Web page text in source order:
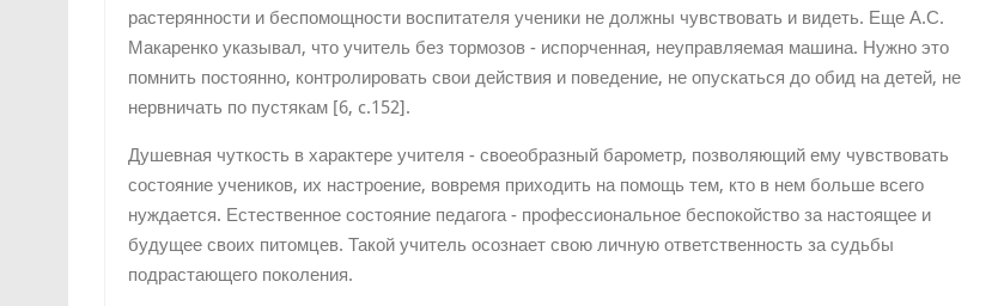
растерянности и беспомощности воспитателя ученики не должны чувствовать и видеть. Еще А.С.
Макаренко указывал, что учитель без тормозов - испорченная, неуправляемая машина. Нужно это
помнить постоянно, контролировать свои действия и поведение, не опускаться до обид на детей, не
нервничать по пустякам [6, c.152].
Душевная чуткость в характере учителя - своеобразный барометр, позволяющий ему чувствовать
состояние учеников, их настроение, вовремя приходить на помощь тем, кто в нем больше всего
нуждается. Естественное состояние педагога - профессиональное беспокойство за настоящее и
будущее своих питомцев. Такой учитель осознает свою личную ответственность за судьбы
подрастающего поколения.